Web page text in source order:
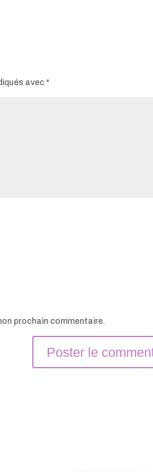
avec*
prochain commentaire.